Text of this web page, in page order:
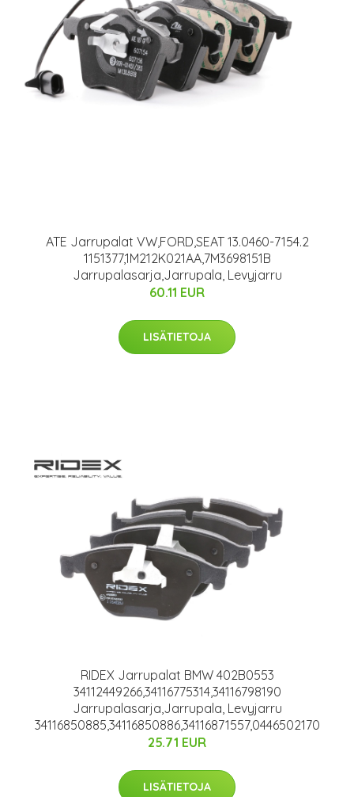
ATE Jarrupalat VW,FORD,SEAT 13.0460-7154.2
1151377,1M212K021AA,7M3698151B
Jarrupalasarja,Jarrupala, Levyjarru
60.11 EUR
LISÄTIETOJA
RIDEX Jarrupalat BMW 402B0553
34112449266,34116775314,34116798190
Jarrupalasarja,Jarrupala, Levyjarru
34116850885,34116850886,34116871557,0446502170
25.71 EUR
LISÄTIETOJA